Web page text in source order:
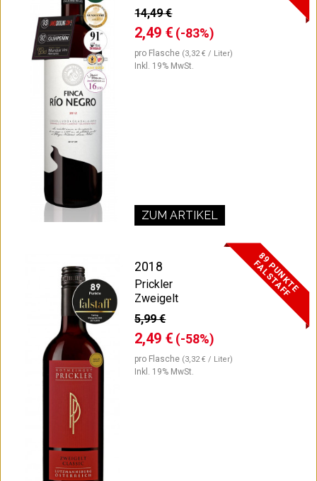
14,49 €
2,49 € (-83%)
pro Flasche (3,32 € / Liter)
Inkl. 19% MwSt.
ZUM ARTIKEL
8
9
P
U
N
K
T
E
F
A
L
S
T
A
F
F
2018
Prickler
Zweigelt
5,99 €
2,49 € (-58%)
pro Flasche (3,32 € / Liter)
Inkl. 19% MwSt.